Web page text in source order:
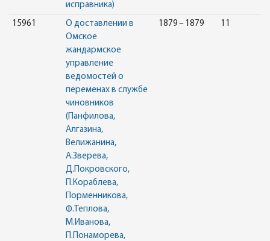
исправника)
15961
О доставлении в
Омское
жандармское
управление
ведомостей о
переменах в службе
чиновников
(Панфилова,
Алгазина,
Велижанина,
А.Зверева,
Д.Покровского,
П.Кораблева,
Порменникова,
Ф.Теплова,
М.Иванова,
П.Понаморева,
1879 – 1879 11